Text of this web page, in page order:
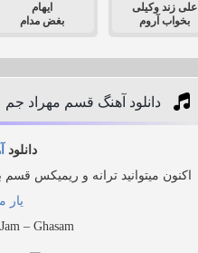
علی زند وکیلی
بخواب آروم
ایهام
بغض مدام
دانلود آهنگ قسم مهراد جم
دانلود
اکنون میتوانید ترانه و ریمیکس قسم با
یار
– Ghasam